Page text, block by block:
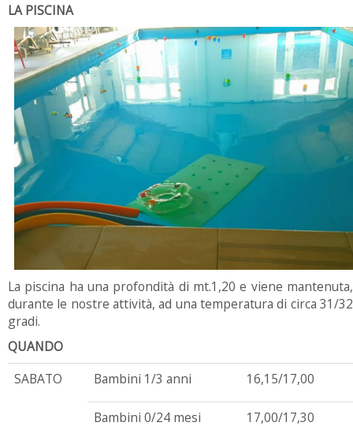
LA PISCINA
La piscina ha una profondità di mt.1,20 e viene mantenuta,
durante le nostre attività, ad una temperatura di circa 31/32
gradi.
QUANDO
SABATO
Bambini 1/3 anni 16,15/17,00
Bambini 0/24 mesi 17,00/17,30